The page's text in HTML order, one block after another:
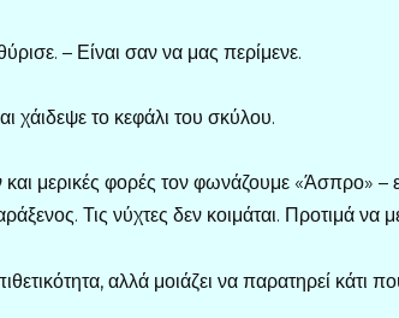
– Είναι σαν να μας περίμενε.
χάιδεψε το κεφάλι του σκύλου.
μερικές φορές τον φωνάζουμε «Άσπρο» –
Τις νύχτες δεν κοιμάται. Προτιμά να
αλλά μοιάζει να παρατηρεί κάτι